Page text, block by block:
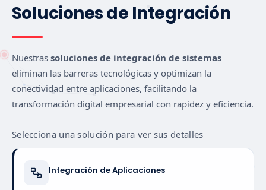
Soluciones de Integración
Nuestras soluciones de integración de sistemas
eliminan las barreras tecnológicas y optimizan la
conectividad entre aplicaciones, facilitando la
transformación digital empresarial con rapidez y eficiencia.
Selecciona una solución para ver sus detalles
Integración de Aplicaciones